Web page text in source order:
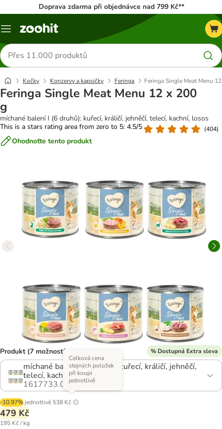
Doprava zdarma při objednávce nad 799 Kč**
Menu
Hledat
produkty
Kočky Konzervy a kapsičky Feringa Feringa Single Meat Menu
Feringa Single Meat Menu 12 x 200
g
míchané balení I (6 druhů): kuřecí, králičí, jehněčí, telecí, kachní, losos
This is a stars rating area from zero to 5: 4.5/5
(404)
Ohodnoťte tento produkt
Produkt (7 možností) % Dostupná Extra sleva
míchané balení I (6 druhů): kuřecí, králičí, jehněčí,
telecí, kachní, losos
1617733.0
-10.97% jednotlivě 538 Kč
Celková cena
stejných položek
při koupi
jednotlivě
479 Kč
195 Kč / kg